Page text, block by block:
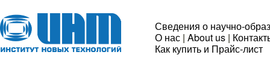
Институт
Сведения о научно-
О нас | About us |
Как купить и Прайс-лист